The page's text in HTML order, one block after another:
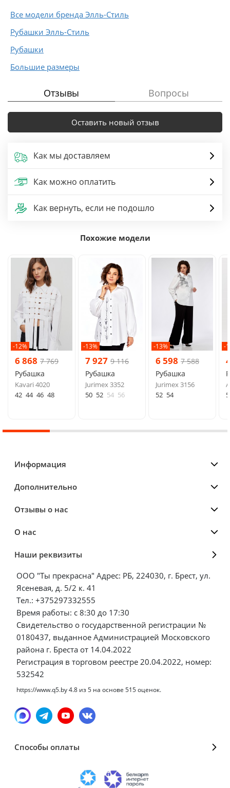
Все модели бренда Элль-Стиль
Рубашки Элль-Стиль
Рубашки
Большие размеры
Отзывы Вопросы
Оставить новый отзыв
Как мы доставляем
Как можно оплатить
Как вернуть, если не подошло
Похожие модели
-12%
6 868 7 769
Рубашка
Kavari 4020
42 44 46 48
-13%
7 927 9 116
Рубашка
Jurimex 3352
50 52 54 56
-13%
6 598 7 588
Рубашка
Jurimex 3156
52 54
-
Информация
Дополнительно
Отзывы о нас
О нас
Наши реквизиты
ООО "Ты прекрасна" Адрес: РБ, 224030, г. Брест, ул.
Ясеневая, д. 5/2 к. 41
Тел.: +375297332555
Время работы: с 8:30 до 17:30
Свидетельство о государственной регистрации №
0180437, выданное Администрацией Московского
района г. Бреста от 14.04.2022
Регистрация в торговом реестре 20.04.2022, номер:
532542
https://www.q5.by4.8 из5 на основе 515оценок.
Способы оплаты